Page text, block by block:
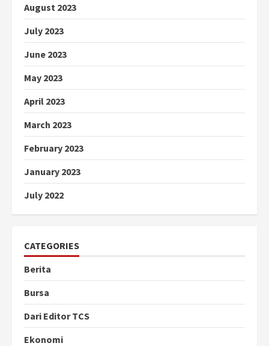
August 2023
July 2023
June 2023
May 2023
April 2023
March 2023
February 2023
January 2023
July 2022
CATEGORIES
Berita
Bursa
Dari Editor TCS
Ekonomi